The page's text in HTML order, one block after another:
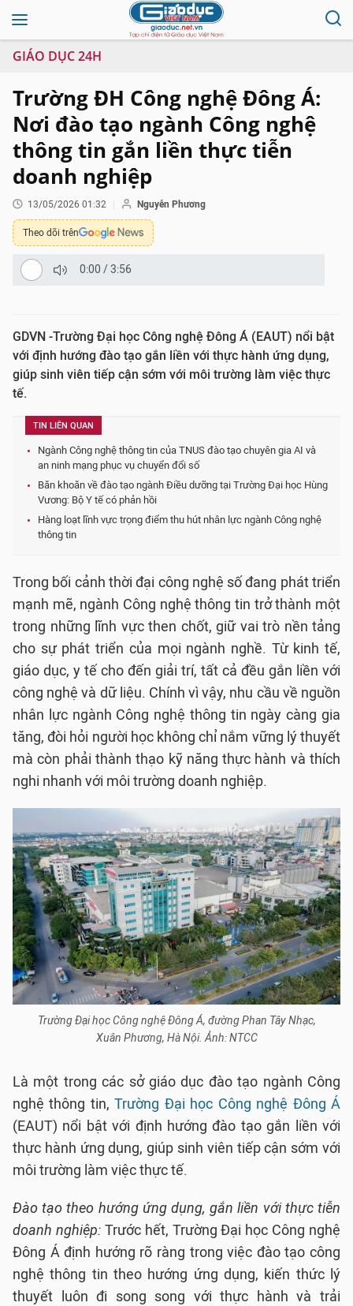
GIÁO DỤC 24H
Trường ĐH Công nghệ Đông Á:
Nơi đào tạo ngành Công nghệ
thông tin gắn liền thực tiễn
doanh nghiệp
13/05/2026 01:32 Nguyễn Phương
Theo dõi trên
0:00 /3:56
GDVN -Trường Đại học Công nghệ Đông Á (EAUT) nổi bật
với định hướng đào tạo gắn liền với thực hành ứng dụng,
giúp sinh viên tiếp cận sớm với môi trường làm việc thực
tế.
TIN LIÊN QUAN
Ngành Công nghệ thông tin của TNUS đào tạo chuyên gia AI và
an ninh mạng phục vụ chuyển đổi số
Băn khoăn về đào tạo ngành Điều dưỡng tại Trường Đại học Hùng
Vương: Bộ Y tế có phản hồi
Hàng loạt lĩnh vực trọng điểm thu hút nhân lực ngành Công nghệ
thông tin
Trong bối cảnh thời đại công nghệ số đang phát triển
mạnh mẽ, ngành Công nghệ thông tin trở thành một
trong những lĩnh vực then chốt, giữ vai trò nền tảng
cho sự phát triển của mọi ngành nghề. Từ kinh tế,
giáo dục, y tế cho đến giải trí, tất cả đều gắn liền với
công nghệ và dữ liệu. Chính vì vậy, nhu cầu về nguồn
nhân lực ngành Công nghệ thông tin ngày càng gia
tăng, đòi hỏi người học không chỉ nắm vững lý thuyết
mà còn phải thành thạo kỹ năng thực hành và thích
nghi nhanh với môi trường doanh nghiệp.
Trường Đại học Công nghệ Đông Á, đường Phan Tây Nhạc,
Xuân Phương, Hà Nội. Ảnh: NTCC
Là một trong các sở giáo dục đào tạo ngành Công
nghệ thông tin,Trường Đại học Công nghệ Đông Á
(EAUT) nổi bật với định hướng đào tạo gắn liền với
thực hành ứng dụng, giúp sinh viên tiếp cận sớm với
môi trường làm việc thực tế.
Đào tạo theo hướng ứng dụng, gắn liền với thực tiễn
doanh nghiệp:Trước hết, Trường Đại học Công nghệ
Đông Á định hướng rõ ràng trong việc đào tạo công
nghệ thông tin theo hướng ứng dụng, kiến thức lý
thuyết luôn đi song song với thực hành và trải